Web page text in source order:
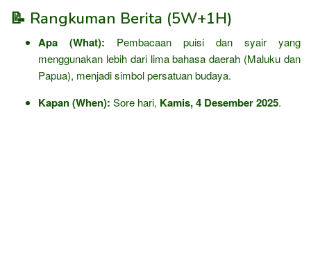
📝 Rangkuman Berita (5W+1H)
Apa (What): Pembacaan puisi dan syair yang
menggunakan lebih dari lima bahasa daerah (Maluku dan
Papua), menjadi simbol persatuan budaya.
Kapan (When): Sore hari, Kamis, 4 Desember 2025.